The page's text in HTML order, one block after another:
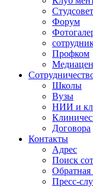
Студсовет
Форум
Профком
Школы
Вузы
НИИ и
Договора
Контакты
Адрес
Поиск
Обратная
Пресс-